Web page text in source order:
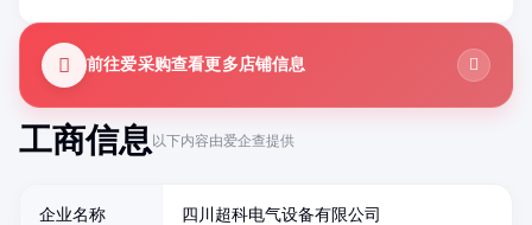
工商信息以下内容由爱企查提供
企业名称 四川超科电气设备有限公司
前往爱采购查看更多店铺信息